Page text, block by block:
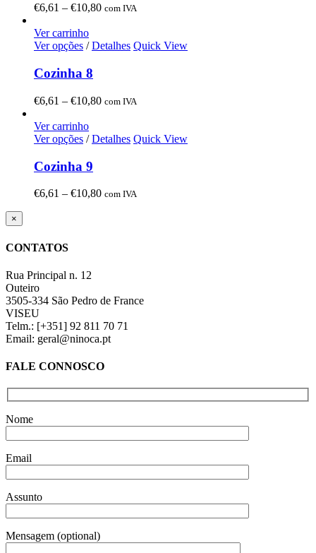
€6,61 – €10,80Price
through
com IVA
Ver carrinho
Ver opções / Detalhes Quick View
Cozinha 8
€6,61 – €10,80Price
through
com IVA
Ver carrinho
Ver opções / Detalhes Quick View
Cozinha 9
€6,61 – €10,80Price
com IVA
Close
product
view
×
CONTATOS
Rua Principal n. 12
Outeiro
3505-334 São Pedro de France
VISEU
Telm.: [+351] 92 811 70 71
Email: geral@ninoca.pt
FALE CONNOSCO
Nome
Email
Assunto
Mensagem (optional)